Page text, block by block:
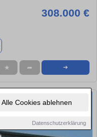
Alle Cookies ablehnen
Datenschutzerklärung
308.000 €
★ ➦ ➜